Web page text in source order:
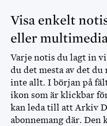
Visa enkelt
eller
Varje notis du lagt in
du det mesta av det
inte allt. I början på
ikon som är klickbar
kan leda till att Arkiv
abonnemang där. Den